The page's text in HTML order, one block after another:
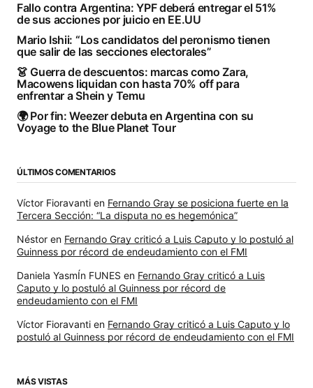
Fallo contra Argentina: YPF deberá entregar el 51%
de sus acciones por juicio en EE.UU
Mario Ishii: “Los candidatos del peronismo tienen
que salir de las secciones electorales”
👗 Guerra de descuentos: marcas como Zara,
Macowens liquidan con hasta 70% off para
enfrentar a Shein y Temu
🌍 Por fin: Weezer debuta en Argentina con su
Voyage to the Blue Planet Tour
ÚLTIMOS COMENTARIOS
Víctor Fioravanti en Fernando Gray se posiciona fuerte en la
Tercera Sección: “La disputa no es hegemónica”
Néstor en Fernando Gray criticó a Luis Caputo y lo postuló al
Guinness por récord de endeudamiento con el FMI
Daniela YasmÍn FUNES en Fernando Gray criticó a Luis
Caputo y lo postuló al Guinness por récord de
endeudamiento con el FMI
Víctor Fioravanti en Fernando Gray criticó a Luis Caputo y lo
postuló al Guinness por récord de endeudamiento con el FMI
MÁS VISTAS